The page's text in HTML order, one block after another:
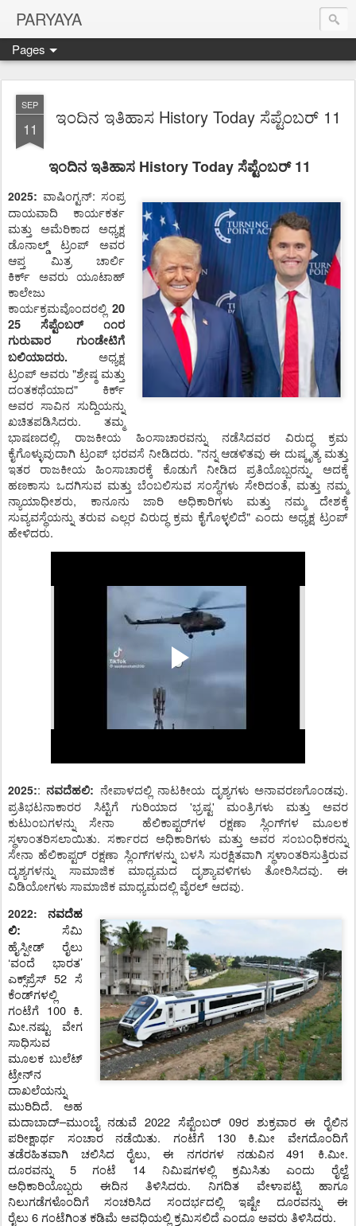
PARYAYA
Pages
SEP
11
ಇಂದಿನ ಇತಿಹಾಸ History Today ಸೆಪ್ಟೆಂಬರ್‌ 11
ಇಂದಿನ ಇತಿಹಾಸ History Today ಸೆಪ್ಟೆಂಬರ್‌ 11
2025: ವಾಷಿಂಗ್ಟನ್:‌ ಸಂಪ್ರ
ದಾಯವಾದಿ ಕಾರ್ಯಕರ್ತ
ಮತ್ತು ಅಮೆರಿಕಾದ ಅಧ್ಯಕ್ಷ
ಡೊನಾಲ್ಡ್ ಟ್ರಂಪ್ ಅವರ
ಆಪ್ತ ಮಿತ್ರ ಚಾರ್ಲಿ
ಕಿರ್ಕ್ ಅವರು ಯೂಟಾಹ್
ಕಾಲೇಜು
ಕಾರ್ಯಕ್ರಮವೊಂದರಲ್ಲಿ 20
25 ಸೆಪ್ಟೆಂಬರ್‌ ೧೧ರ
ಗುರುವಾರ ಗುಂಡೇಟಿಗೆ
ಬಲಿಯಾದರು. ಅಧ್ಯಕ್ಷ
ಟ್ರಂಪ್ ಅವರು "ಶ್ರೇಷ್ಠ ಮತ್ತು
ದಂತಕಥೆಯಾದ" ಕಿರ್ಕ್
ಅವರ ಸಾವಿನ ಸುದ್ದಿಯನ್ನು
ಖಚಿತಪಡಿಸಿದರು. ತಮ್ಮ
ಭಾಷಣದಲ್ಲಿ,ರಾಜಕೀಯ ಹಿಂಸಾಚಾರವನ್ನು ನಡೆಸಿದವರ ವಿರುದ್ಧ ಕ್ರಮ
ಕೈಗೊಳ್ಳುವುದಾಗಿ ಟ್ರಂಪ್ ಭರವಸೆ ನೀಡಿದರು. "ನನ್ನ ಆಡಳಿತವು ಈ ದುಷ್ಕೃತ್ಯ ಮತ್ತು
ಇತರ ರಾಜಕೀಯ ಹಿಂಸಾಚಾರಕ್ಕೆ ಕೊಡುಗೆ ನೀಡಿದ ಪ್ರತಿಯೊಬ್ಬರನ್ನು,ಅದಕ್ಕೆ
ಹಣಕಾಸು ಒದಗಿಸುವ ಮತ್ತು ಬೆಂಬಲಿಸುವ ಸಂಸ್ಥೆಗಳು ಸೇರಿದಂತೆ,ಮತ್ತು ನಮ್ಮ
ನ್ಯಾಯಾಧೀಶರು, ಕಾನೂನು ಜಾರಿ ಅಧಿಕಾರಿಗಳು ಮತ್ತು ನಮ್ಮ ದೇಶಕ್ಕೆ
ಸುವ್ಯವಸ್ಥೆಯನ್ನು ತರುವ ಎಲ್ಲರ ವಿರುದ್ಧ ಕ್ರಮ ಕೈಗೊಳ್ಳಲಿದೆ" ಎಂದು ಅಧ್ಯಕ್ಷ ಟ್ರಂಪ್
ಹೇಳಿದರು.
2025::ನವದೆಹಲಿ: ನೇಪಾಳದಲ್ಲಿ ನಾಟಕೀಯ ದೃಶ್ಯಗಳು ಅನಾವರಣಗೊಂಡವು.
ಪ್ರತಿಭಟನಾಕಾರರ ಸಿಟ್ಟಿಗೆ ಗುರಿಯಾದ 'ಭ್ರಷ್ಟ'ಮಂತ್ರಿಗಳು ಮತ್ತು ಅವರ
ಕುಟುಂಬಗಳನ್ನುಸೇನಾ
ಹೆಲಿಕಾಪ್ಟರ್‌ಗಳ ರಕ್ಷಣಾ ಸ್ಲಿಂಗ್‌ಗಳ ಮೂಲಕ
ಸ್ಥಳಾಂತರಿಸಲಾಯಿತು. ಸರ್ಕಾರದ ಅಧಿಕಾರಿಗಳು ಮತ್ತು ಅವರ ಸಂಬಂಧಿಕರನ್ನು
ಸೇನಾ ಹೆಲಿಕಾಪ್ಟರ್ ರಕ್ಷಣಾ ಸ್ಲಿಂಗ್‌ಗಳನ್ನು ಬಳಸಿ ಸುರಕ್ಷಿತವಾಗಿ ಸ್ಥಳಾಂತರಿಸುತ್ತಿರುವ
ದೃಶ್ಯಗಳನ್ನು ಸಾಮಾಜಿಕ ಮಾಧ್ಯಮದ ದೃಶ್ಯಾವಳಿಗಳು ತೋರಿಸಿದವು. ಈ
ವಿಡಿಯೋಗಳುಸಾಮಾಜಿಕ ಮಾಧ್ಯಮದಲ್ಲಿ ವೈರಲ್ ಆದವು.
2022:
ನವದೆಹ
ಲಿ:
ಸೆಮಿ
ಹೈಸ್ಪೀಡ್‌ ರೈಲು
‘ವಂದೆ ಭಾರತ’
ಎಕ್ಸ್‌ಪ್ರೆಸ್ 52 ಸೆ
ಕೆಂಡ್‌ಗಳಲ್ಲಿ
ಗಂಟೆಗೆ 100ಕಿ.
ಮೀ.ನಷ್ಟು ವೇಗ
ಸಾಧಿಸುವ
ಮೂಲಕ ಬುಲೆಟ್‌
ಟ್ರೇನ್‌ನ
ದಾಖಲೆಯನ್ನು
ಮುರಿದಿದೆ.
ಅಹ
ಮದಾಬಾದ್‌–ಮುಂಬೈ ನಡುವೆ 2022 ಸೆಪ್ಟೆಂಬರ್‌ 09ರ ಶುಕ್ರವಾರ ಈ ರೈಲಿನ
ಪರೀಕ್ಷಾರ್ಥ ಸಂಚಾರ ನಡೆಯಿತು. ಗಂಟೆಗೆ 130ಕಿ.ಮೀ ವೇಗದೊಂದಿಗೆ
ತಡೆರಹಿತವಾಗಿ ಚಲಿಸಿದ ರೈಲು,ಈ ನಗರಗಳ ನಡುವಿನ491
ಕಿ.ಮೀ.
ದೂರವನ್ನು 5ಗಂಟೆ14 ನಿಮಿಷಗಳಲ್ಲಿ ಕ್ರಮಿಸಿತು ಎಂದು ರೈಲ್ವೆ
ಅಧಿಕಾರಿಯೊಬ್ಬರು ಈದಿನ ತಿಳಿಸಿದರು. ನಿಗದಿತ ವೇಳಾಪಟ್ಟಿ ಹಾಗೂ
ನಿಲುಗಡೆಗಳೊಂದಿಗೆ ಸಂಚರಿಸಿದ ಸಂದರ್ಭದಲ್ಲಿ ಇಷ್ಟೇ ದೂರವನ್ನು ಈ
ರೈಲು6ಗಂಟೆಗಿಂತ ಕಡಿಮೆ ಅವಧಿಯಲ್ಲಿ ಕ್ರಮಿಸಲಿದೆ ಎಂದೂಅವರುತಿಳಿಸಿದರು.